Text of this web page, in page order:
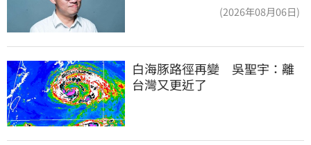
(2026年08月06日)
白海豚路徑再變　吳聖宇：離
台灣又更近了